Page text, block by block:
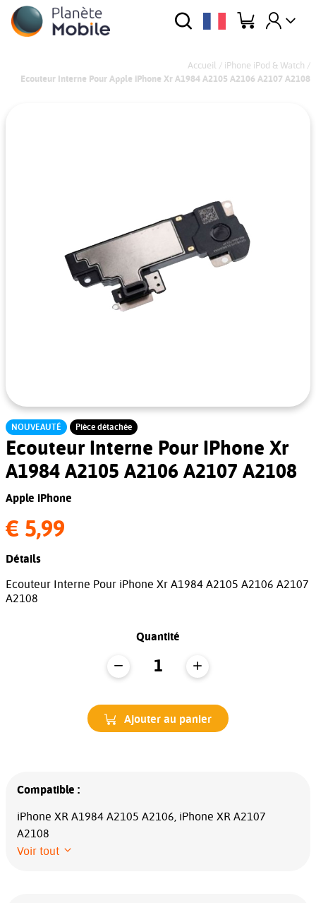
Accueil / iPhone iPod & Watch /
Ecouteur Interne Pour Apple iPhone Xr A1984 A2105 A2106 A2107 A2108
NOUVEAUTÉ Pièce détachée
Ecouteur Interne Pour IPhone Xr
A1984 A2105 A2106 A2107 A2108
Apple iPhone
€ 5,99
Détails
Ecouteur Interne Pour iPhone Xr A1984 A2105 A2106 A2107
A2108
Quantité
Ajouter au panier
Compatible :
iPhone XR A1984 A2105 A2106, iPhone XR A2107
A2108
Voir tout